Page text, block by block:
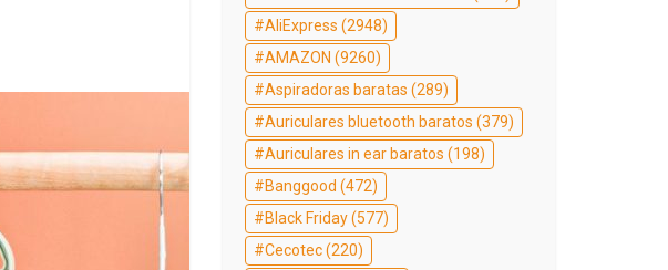
AliExpress (2948)
AMAZON (9260)
Aspiradoras baratas (289)
Auriculares bluetooth baratos (379)
Auriculares in ear baratos (198)
Banggood (472)
Black Friday(577)
Cecotec(220)